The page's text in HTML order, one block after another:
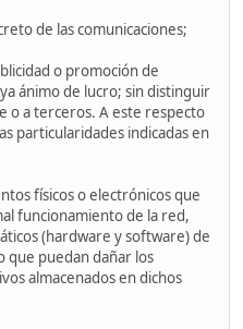
de las comunicaciones;
o promoción de
ánimo de lucro; sin distinguir
o a terceros. A este respecto
particularidades indicadas en
físicos o electrónicos que
funcionamiento de la red,
(hardware y software) de
que puedan dañar los
almacenados en dichos